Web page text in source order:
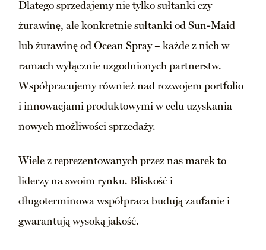
Dlatego sprzedajemy nie tylko sułtanki czy
żurawinę, ale konkretnie sułtanki od Sun-Maid
lub żurawinę od Ocean Spray – każde z nich w
ramach wyłącznie uzgodnionych partnerstw.
Współpracujemy również nad rozwojem portfolio
i innowacjami produktowymi w celu uzyskania
nowych możliwości sprzedaży.
Wiele z reprezentowanych przez nas marek to
liderzy na swoim rynku. Bliskość i
długoterminowa współpraca budują zaufanie i
gwarantują wysoką jakość.